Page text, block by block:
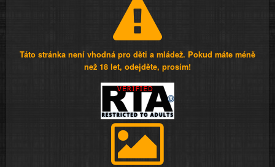
Táto stránka není vhodná pro děti a mládež. Pokud máte méně
než 18 let, odejděte, prosím!